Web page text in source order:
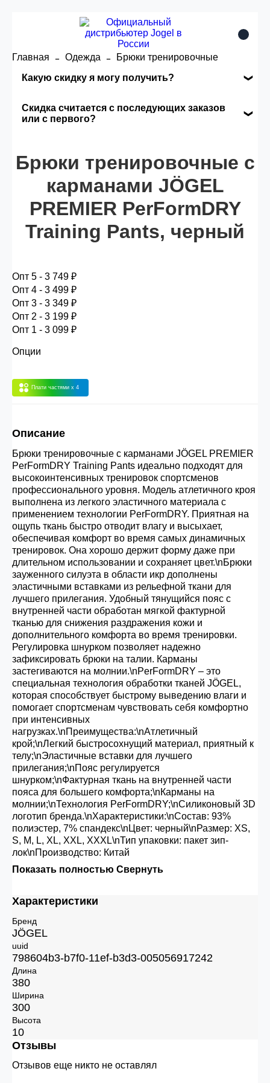
Главная Одежда
Брюки тренировочные
Какую скидку я могу получить?
розничной цене
Опт 5(25%) -
сумма всех заказов за 6 месяцев -
25.000 рублей.
30.000 рублей.
Опт 3(33%)
Скидка считается с последующих заказов
или с первого?
автоматически активизируется в корзине вашего
заказа.
Брюки тренировочные с
карманами JÖGEL
PREMIER PerFormDRY
Training Pants, черный
Опт 5 - 3 749 ₽
Опт 4 - 3 499 ₽
Опт 3 - 3 349 ₽
Опт 2 - 3 199 ₽
Опт 1 - 3 099 ₽
Опции
Плати частями x 4
Описание
Брюки тренировочные с карманами JÖGEL PREMIER
PerFormDRY Training Pants идеально подходят для
высокоинтенсивных тренировок спортсменов
профессионального уровня. Модель атлетичного кроя
выполнена из легкого эластичного материала с
применением технологии PerFormDRY. Приятная на
ощупь ткань быстро отводит влагу и высыхает,
обеспечивая комфорт во время самых динамичных
тренировок. Она хорошо держит форму даже при
длительном использовании и сохраняет цвет.\nБрюки
зауженного силуэта в области икр дополнены
эластичными вставками из рельефной ткани для
лучшего прилегания. Удобный тянущийся пояс с
внутренней части обработан мягкой фактурной
тканью для снижения раздражения кожи и
дополнительного комфорта во время тренировки.
Регулировка шнурком позволяет надежно
зафиксировать брюки на талии. Карманы
застегиваются на молнии.\nPerFormDRY – это
специальная технология обработки тканей JÖGEL,
которая способствует быстрому выведению влаги и
помогает спортсменам чувствовать себя комфортно
при интенсивных
нагрузках.\nПреимущества:\nАтлетичный
крой;\nЛегкий быстросохнущий материал, приятный к
телу;\nЭластичные вставки для лучшего
прилегания;\nПояс регулируется
шнурком;\nФактурная ткань на внутренней части
пояса для большего комфорта;\nКарманы на
молнии;\nТехнология PerFormDRY;\nСиликоновый 3D
логотип бренда.\nХарактеристики:\nСостав: 93%
полиэстер, 7% спандекс\nЦвет: черный\nРазмер: XS,
S, M, L, XL, XXL, XXXL\nТип упаковки: пакет зип-
лок\nПроизводство: Китай
Показать полностью Свернуть
Характеристики
Бренд
JÖGEL
uuid
798604b3-b7f0-11ef-b3d3-005056917242
Длина
380
Ширина
300
Высота
10
Отзывы
Отзывов еще никто не оставлял